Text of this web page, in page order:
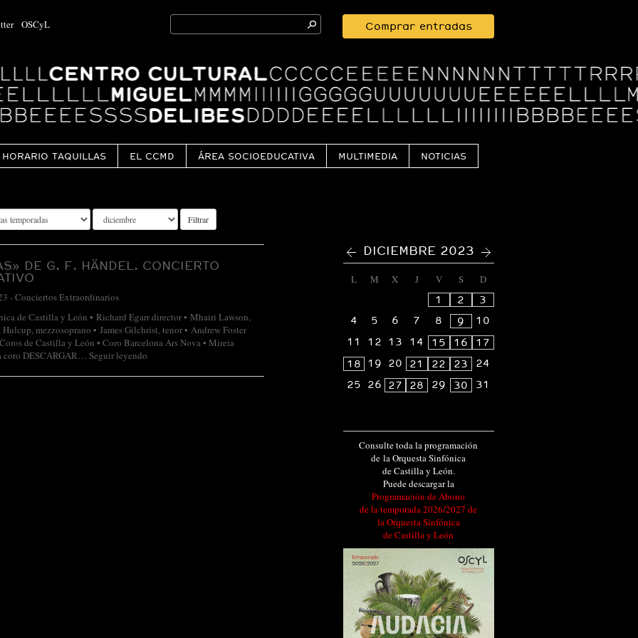
OSCyL
Search
for:
Comprar entradas
HORARIO TAQUILLAS EL CCMD ÁREA SOCIOEDUCATIVA MULTIMEDIA NOTICIAS
Filtrar
DE G. F. HÄNDEL. CONCIERTO
-Conciertos Extraordinarios
de Castilla y León • Richard Egarr director • Mhairi Lawson,
mezzosoprano • James Gilchrist, tenor • Andrew Foster
de Castilla y León • Coro Barcelona Ars Nova • Mireia
coro DESCARGAR… Seguir leyendo
>
DICIEMBRE 2023
L M X J V S
D
1
2
3
4
5 6 7 8 9
10
11
12 13 14 15 16
17
18
19 20 21 22 23
24
25
26 27 28 29 30 31
Consulte toda la programación
de la Orquesta Sinfónica
de Castilla y León.
Puede descargar la
Programación de Abono
de la temporada 2026/2027 de
la Orquesta Sinfónica
de Castilla y León